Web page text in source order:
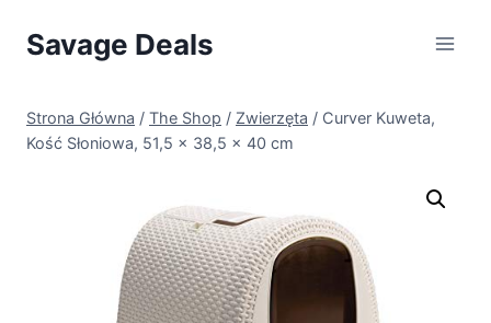
Savage Deals
Strona Główna / The Shop / Zwierzęta / Curver Kuweta,
Kość Słoniowa, 51,5 x 38,5 x 40 cm